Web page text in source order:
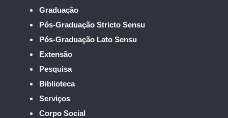
Graduação
Pós-Graduação Stricto Sensu
Pós-Graduação Lato Sensu
Extensão
Pesquisa
Biblioteca
Serviços
Corpo Social